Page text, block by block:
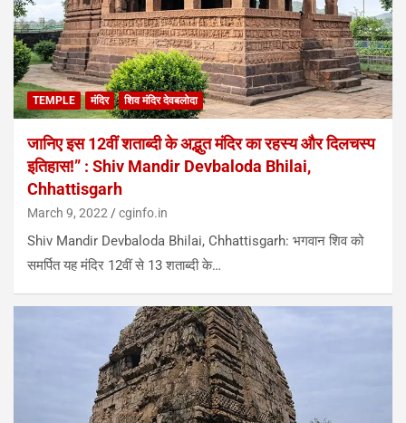
TEMPLE मंदिर शिव मंदिर देवबलोदा
जानिए इस 12वीं शताब्दी के अद्भुत मंदिर का रहस्य और दिलचस्प
इतिहास!” : Shiv Mandir Devbaloda Bhilai,
Chhattisgarh
March 9, 2022 cginfo.in
Shiv Mandir Devbaloda Bhilai, Chhattisgarh: भगवान शिव को
समर्पित यह मंदिर 12वीं से 13 शताब्दी के…